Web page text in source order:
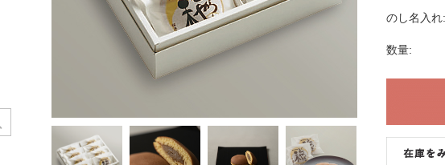
栗の渋皮煮
ビン詰め
のし名入れ:
数量: